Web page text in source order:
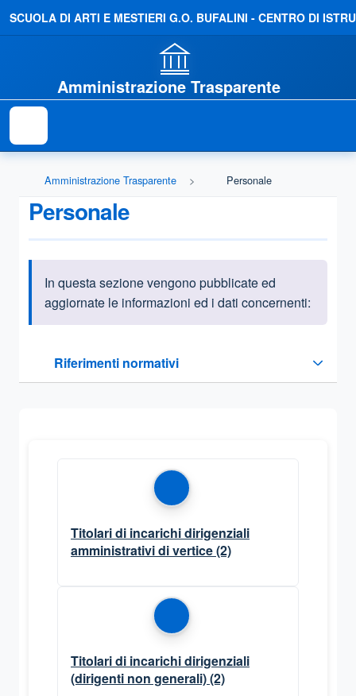
SCUOLA DI ARTI E MESTIERI G.O. BUFALINI - CENTRO DI
Amministrazione Trasparente
Amministrazione Trasparente Personale
Personale
Informazioni introduttive
In questa sezione vengono pubblicate ed
aggiornate le informazioni ed i dati concernenti:
Riferimenti normativi
Sezione compressa
Titolari di incarichi dirigenziali
amministrativi di vertice(2)
Titolari di incarichi dirigenziali
(dirigenti non generali)(2)